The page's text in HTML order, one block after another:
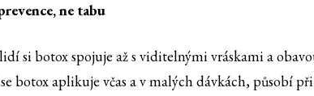
ne tabu
si botox spojuje až s viditelnými vráskami a
botox aplikuje včas a v malých dávkách, působí